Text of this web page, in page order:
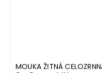
MOUKA ŽITNÁ